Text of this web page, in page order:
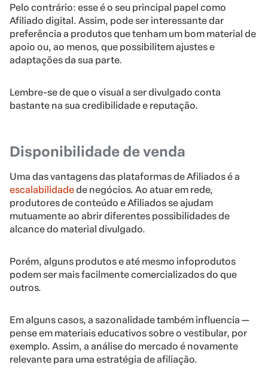
Pelo contrário: esse é o seu principal papel como
Afiliado digital. Assim, pode ser interessante dar
preferência a produtos que tenham um bom material de
apoio ou, ao menos, que possibilitem ajustes e
adaptações da sua parte.
Lembre-se de que o visual a ser divulgado conta
bastante na sua credibilidade e reputação.
Disponibilidade de venda
Uma das vantagens das plataformas de Afiliados é a
escalabilidadede negócios. Ao atuar em rede,
produtores de conteúdo e Afiliados se ajudam
mutuamente ao abrir diferentes possibilidades de
alcance do material divulgado.
Porém, alguns produtos e até mesmo infoprodutos
podem ser mais facilmente comercializados do que
outros.
Em alguns casos, a sazonalidade também influencia —
pense em materiais educativos sobre o vestibular, por
exemplo. Assim, a análise do mercado é novamente
relevante para uma estratégia de afiliação.